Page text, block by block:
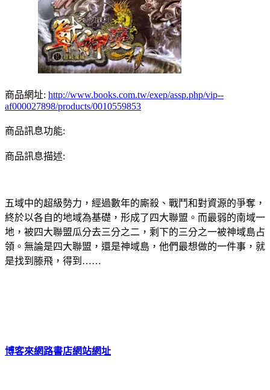
商品網址: http://www.books.com.tw/exep/assp.php/vip--
af000027898/products/0010559853
商品訊息功能:
商品訊息描述:
五域中的超級勢力，經過數年的廝殺、戰鬥和對資源的爭奪，
終於以各自的地域為基礎，形成了四大聯盟。而最弱的南域一
地，被四大聯盟瓜分去三分之二，剩下的三分之一被神域島占
領。無論是四大聯盟，還是神域島，他們最想做的一件事，就
是找到滕飛，得到……
博客來網路書店網站網址